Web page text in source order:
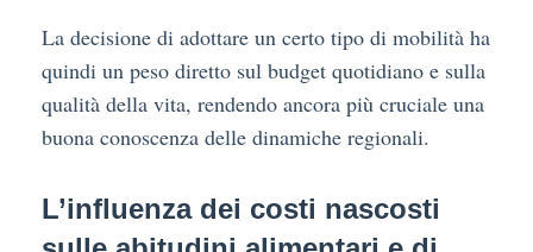
La decisione di adottare un certo tipo di mobilità ha
quindi un peso diretto sul budget quotidiano e sulla
qualità della vita, rendendo ancora più cruciale una
buona conoscenza delle dinamiche regionali.
L’influenza dei costi nascosti